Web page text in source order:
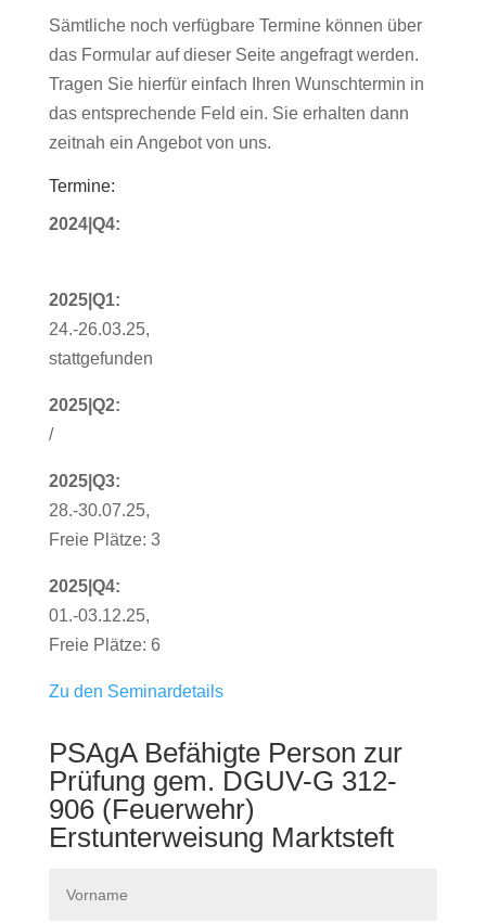
Sämtliche noch verfügbare Termine können über
das Formular auf dieser Seite angefragt werden.
Tragen Sie hierfür einfach Ihren Wunschtermin in
das entsprechende Feld ein. Sie erhalten dann
zeitnah ein Angebot von uns.
Termine:
2024|Q4:
2025|Q1:
24.-26.03.25,
stattgefunden
2025|Q2:
/
2025|Q3:
28.-30.07.25,
Freie Plätze: 3
2025|Q4:
01.-03.12.25,
Freie Plätze: 6
Zu den Seminardetails
PSAgA Befähigte Person zur
Prüfung gem. DGUV-G 312-
906 (Feuerwehr)
Erstunterweisung Marktsteft